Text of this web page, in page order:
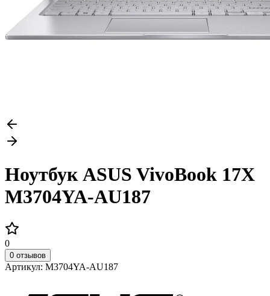
Ноутбук ASUS VivoBook 17X
M3704YA-AU187
0
0 отзывов
Артикул: M3704YA-AU187